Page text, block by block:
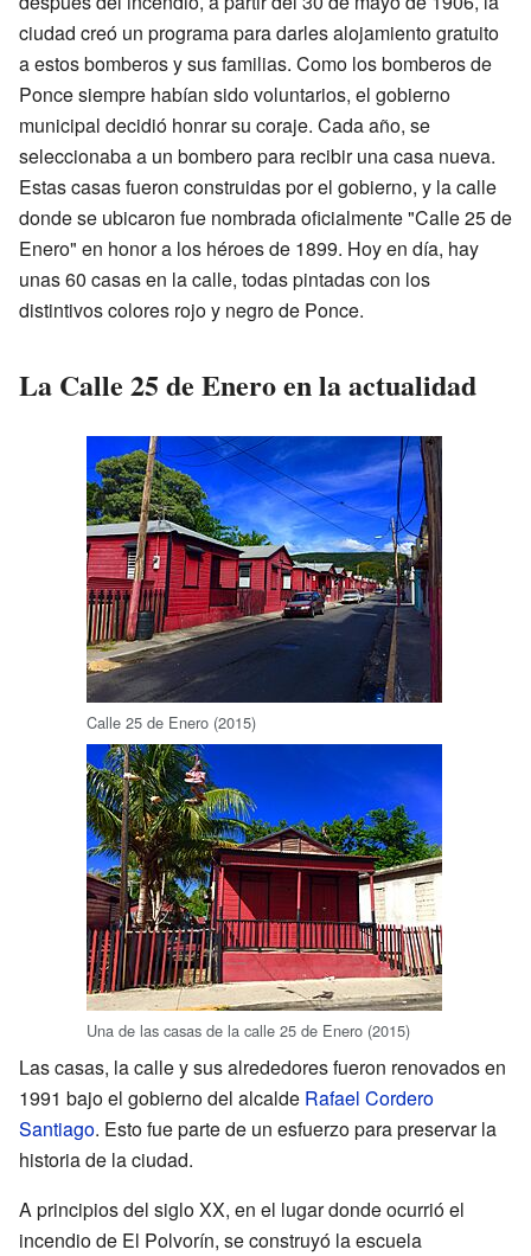
ciudad creó un programa para darles alojamiento gratuito
a estos bomberos y sus familias. Como los bomberos de
Ponce siempre habían sido voluntarios, el gobierno
municipal decidió honrar su coraje. Cada año, se
seleccionaba a un bombero para recibir una casa nueva.
Estas casas fueron construidas por el gobierno, y la calle
donde se ubicaron fue nombrada oficialmente "Calle 25 de
Enero" en honor a los héroes de 1899. Hoy en día, hay
unas 60 casas en la calle, todas pintadas con los
distintivos colores rojo y negro de Ponce.
La Calle 25 de Enero en la actualidad
Calle 25 de Enero (2015)
Una de las casas de la calle 25 de Enero (2015)
Las casas, la calle y sus alrededores fueron renovados en
1991 bajo el gobierno del alcalde Rafael Cordero
Santiago. Esto fue parte de un esfuerzo para preservar la
historia de la ciudad.
A principios del siglo XX, en el lugar donde ocurrió el
incendio de El Polvorín, se construyó la escuela